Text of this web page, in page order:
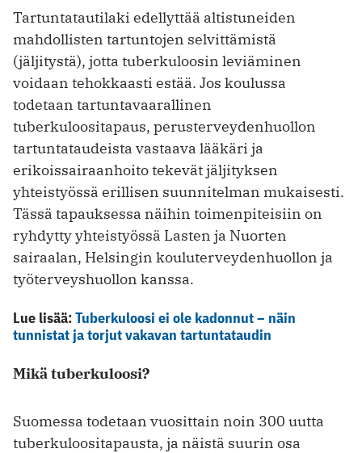
Tartuntatautilaki edellyttää altistuneiden
mahdollisten tartuntojen selvittämistä
(jäljitystä), jotta tuberkuloosin leviäminen
voidaan tehokkaasti estää. Jos koulussa
todetaan tartuntavaarallinen
tuberkuloositapaus, perusterveydenhuollon
tartuntataudeista vastaava lääkäri ja
erikoissairaanhoito tekevät jäljityksen
yhteistyössä erillisen suunnitelman mukaisesti.
Tässä tapauksessa näihin toimenpiteisiin on
ryhdytty yhteistyössä Lasten ja Nuorten
sairaalan, Helsingin kouluterveydenhuollon ja
työterveyshuollon kanssa.
Lue lisää:Tuberkuloosi ei ole kadonnut – näin
tunnistat ja torjut vakavan tartuntataudin
Mikä tuberkuloosi?
Suomessa todetaan vuosittain noin 300 uutta
tuberkuloositapausta, ja näistä suurin osa